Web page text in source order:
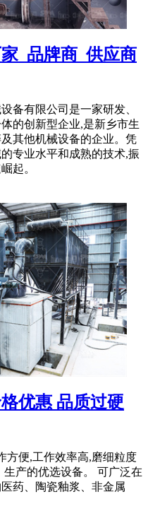
_品牌商_供应商
备有限公司是一家研发、
的创新型企业,是新乡市生
其他机械设备的企业。凭
专业水平和成熟的技术,振
起。
优惠 品质过硬
方便,工作效率高,磨细粒度
产的优选设备。 可广泛在
药、陶瓷釉浆、非金属